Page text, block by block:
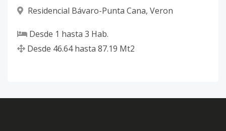
Residencial Bávaro-Punta Cana, Veron
Desde 1 hasta 3 Hab.
Desde 46.64 hasta 87.19 Mt2